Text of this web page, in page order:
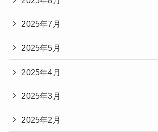
2025年7月
2025年5月
2025年4月
2025年3月
2025年2月